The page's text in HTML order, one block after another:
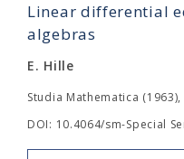
Linear differential
algebras
E. Hille
Studia Mathematica
DOI: 10.4064/sm-Special